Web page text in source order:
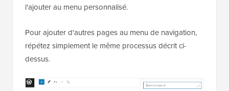
l'ajouter au menu personnalisé.
Pour ajouter d'autres pages au menu de navigation,
répétez simplement le même processus décrit ci-
dessus.